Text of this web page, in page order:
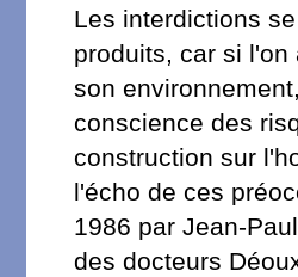
Les interdictions
produits, car si
son
conscience des
construction sur
l'écho de ces
1986 par Jean-
des docteurs